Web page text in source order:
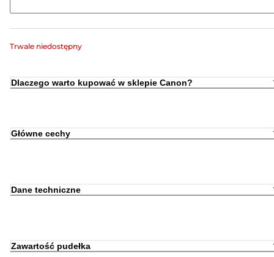
Trwale niedostępny
Dlaczego warto kupować w sklepie Canon?
Główne cechy
Dane techniczne
Zawartość pudełka